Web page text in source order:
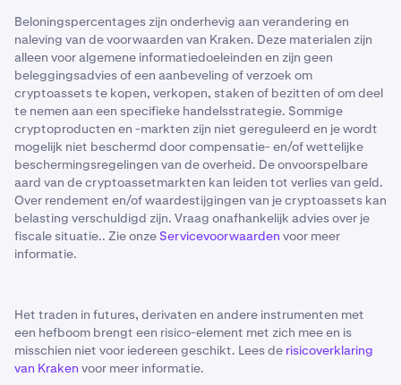
Beloningspercentages zijn onderhevig aan verandering en
naleving van de voorwaarden van Kraken. Deze materialen zijn
alleen voor algemene informatiedoeleinden en zijn geen
beleggingsadvies of een aanbeveling of verzoek om
cryptoassets te kopen, verkopen, staken of bezitten of om deel
te nemen aan een specifieke handelsstrategie. Sommige
cryptoproducten en -markten zijn niet gereguleerd en je wordt
mogelijk niet beschermd door compensatie- en/of wettelijke
beschermingsregelingen van de overheid. De onvoorspelbare
aard van de cryptoassetmarkten kan leiden tot verlies van geld.
Over rendement en/of waardestijgingen van je cryptoassets kan
belasting verschuldigd zijn. Vraag onafhankelijk advies over je
fiscale situatie.. Zie onzeServicevoorwaarden voor meer
informatie.
Het traden in futures, derivaten en andere instrumenten met
een hefboom brengt een risico-element met zich mee en is
misschien niet voor iedereen geschikt. Lees de risicoverklaring
van Kraken voor meer informatie.